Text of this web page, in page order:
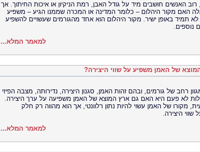
האנשים חושבים מיד על גודל האבן, רמת הניקיון או איכות החיתוך. אך
האם מקור היהלום – כלומר המדינה או המכרה שממנו הגיע – משפיע
תמיד באופן ישיר. מקור היהלום הוא אחד מהגורמים שעשויים להשפיע
נוספים.
למאמר המלא...
של האמן משפיע על שווי היצירה?
רחב של גורמים, ובהם זהות האמן, סגנון היצירה, נדירותה, מצבה הפיזי
לא פעם היא האם גם ארץ המוצא של האמן משפיעה על ערך היצירה.
מקורו של האמן עשוי להיות נתון רלוונטי, אך הוא מהווה רק חלק
היצירה.
למאמר המלא...